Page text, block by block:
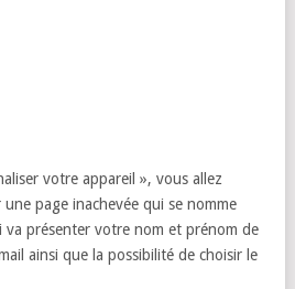
votre appareil », vous allez
page inachevée qui se nomme
va présenter votre nom et prénom de
ainsi que la possibilité de choisir le